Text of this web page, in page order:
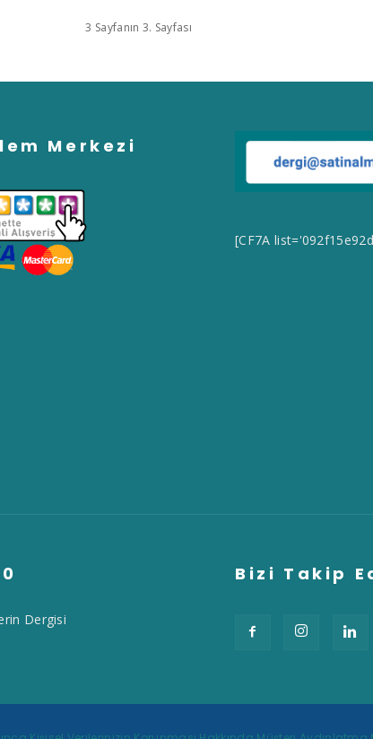
3 Sayfanın 3. Sayfası
Merkezi
[CF7A
Dergisi
Bizi Takip